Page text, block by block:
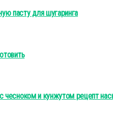
пасту для шугаринга
чесноком и кунжутом рецепт